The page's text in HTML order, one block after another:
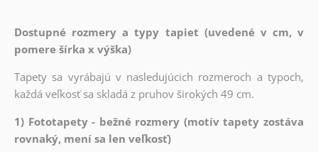
Dostupné rozmery a typy tapiet (uvedené v cm, v
pomere šírka x výška)
Tapety sa vyrábajú v nasledujúcich rozmeroch a typoch,
každá veľkosť sa skladá z pruhov širokých 49 cm.
1) Fototapety - bežné rozmery (motív tapety zostáva
rovnaký, mení sa len veľkosť)